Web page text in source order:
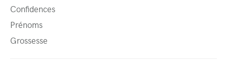
Confidences
Prénoms
Grossesse